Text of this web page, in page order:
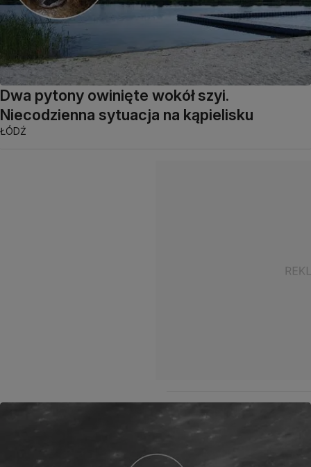
Dwa pytony owinięte wokół szyi.
Niecodzienna sytuacja na kąpielisku
ŁÓDŹ